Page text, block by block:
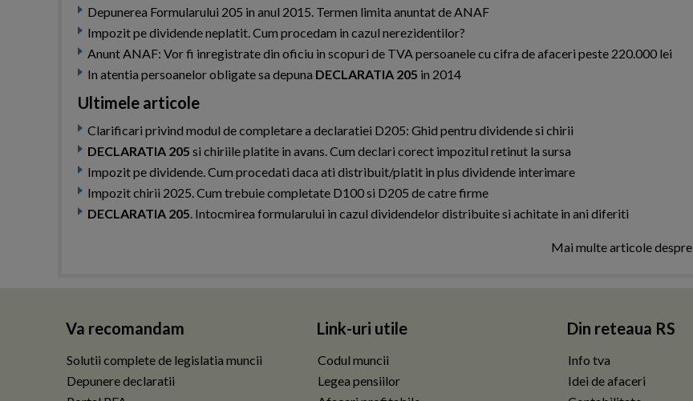
Depunerea Formularului 205 in anul 2015. Termen limita anuntat de ANAF
Impozit pe dividende neplatit. Cum procedam in cazul nerezidentilor?
Anunt ANAF: Vor fi inregistrate din oficiu in scopuri de TVA persoanele cu cifra de afaceri peste 220.000 lei
In atentia persoanelor obligate sa depuna DECLARATIA 205 in 2014
Ultimele articole
Clarificari privind modul de completare a declaratiei D205: Ghid pentru dividende si chirii
DECLARATIA 205 si chiriile platite in avans. Cum declari corect impozitul retinut la sursa
Impozit pe dividende. Cum procedati daca ati distribuit/platit in plus dividende interimare
Impozit chirii 2025. Cum trebuie completate D100 si D205 de catre firme
DECLARATIA 205. Intocmirea formularului in cazul dividendelor distribuite si achitate in ani diferiti
Mai multe articole despre
Va recomandam
Solutii complete de legislatia muncii
Depunere declaratii
Link-uri utile
Codul muncii
Legea pensiilor
Din reteaua RS
Info tva
Idei de afaceri